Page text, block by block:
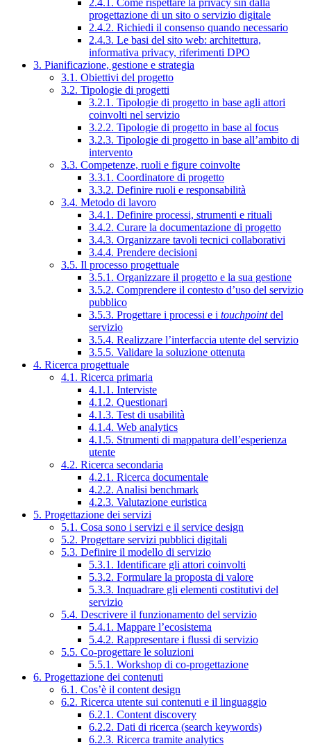
2.4.1. Come rispettare la privacy sin dalla
progettazione di un sito o servizio digitale
2.4.2. Richiedi il consenso quando necessario
2.4.3. Le basi del sito web: architettura,
informativa privacy, riferimenti DPO
3. Pianificazione, gestione e strategia
3.1. Obiettivi del progetto
3.2. Tipologie di progetti
3.2.1. Tipologie di progetto in base agli attori
coinvolti nel servizio
3.2.2. Tipologie di progetto in base al focus
3.2.3. Tipologie di progetto in base all’ambito di
intervento
3.3. Competenze, ruoli e figure coinvolte
3.3.1. Coordinatore di progetto
3.3.2. Definire ruoli e responsabilità
3.4. Metodo di lavoro
3.4.1. Definire processi, strumenti e rituali
3.4.2. Curare la documentazione di progetto
3.4.3. Organizzare tavoli tecnici collaborativi
3.4.4. Prendere decisioni
3.5. Il processo progettuale
3.5.1. Organizzare il progetto e la sua gestione
3.5.2. Comprendere il contesto d’uso del servizio
pubblico
3.5.3. Progettare i processi e i touchpointdel
servizio
3.5.4. Realizzare l’interfaccia utente del servizio
3.5.5. Validare la soluzione ottenuta
4. Ricerca progettuale
4.1. Ricerca primaria
4.1.1. Interviste
4.1.2. Questionari
4.1.3. Test di usabilità
4.1.4. Web analytics
4.1.5. Strumenti di mappatura dell’esperienza
utente
4.2. Ricerca secondaria
4.2.1. Ricerca documentale
4.2.2. Analisi benchmark
4.2.3. Valutazione euristica
5. Progettazione dei servizi
5.1. Cosa sono i servizi e il service design
5.2. Progettare servizi pubblici digitali
5.3. Definire il modello di servizio
5.3.1. Identificare gli attori coinvolti
5.3.2. Formulare la proposta di valore
5.3.3. Inquadrare gli elementi costitutivi del
servizio
5.4. Descrivere il funzionamento del servizio
5.4.1. Mappare l’ecosistema
5.4.2. Rappresentare i flussi di servizio
5.5. Co-progettare le soluzioni
5.5.1. Workshop di co-progettazione
6. Progettazione dei contenuti
6.1. Cos’è il content design
6.2. Ricerca utente sui contenuti e il linguaggio
6.2.1. Content discovery
6.2.2. Dati di ricerca (search keywords)
6.2.3. Ricerca tramite analytics